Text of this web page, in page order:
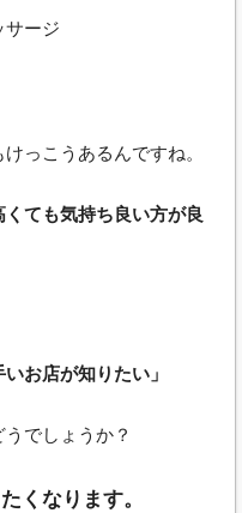
サージ
っこうあるんですね。
くても気持ち良い方が良
お店が知りたい」
でしょうか？
くなります。